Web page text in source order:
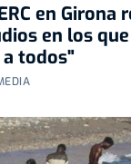
en Girona
en los
todos"